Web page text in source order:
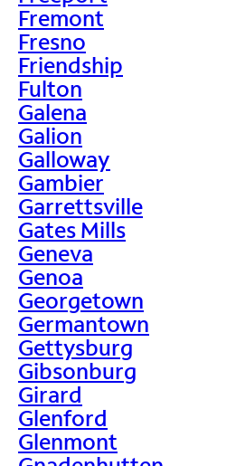
Fremont
Fresno
Friendship
Fulton
Galena
Galion
Galloway
Gambier
Garrettsville
Gates Mills
Geneva
Genoa
Georgetown
Germantown
Gettysburg
Gibsonburg
Girard
Glenford
Glenmont